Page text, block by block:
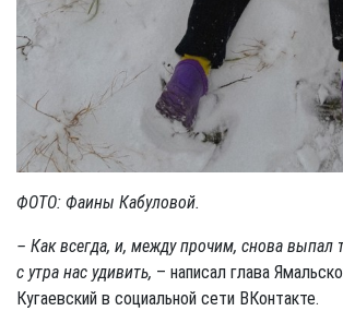
ФОТО: Фаины Кабуловой.
– Как всегда, и, между прочим, снова выпал
с утра нас удивить, – написал глава
Кугаевский в социальной сети ВКонтакте.